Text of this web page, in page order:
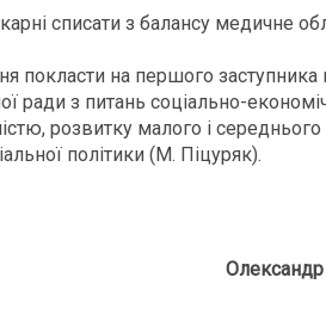
списати з балансу медичне
покласти на першого заступника
ради з питань соціально-
розвитку малого і середнього
політики (М. Піцуряк).
Олександр